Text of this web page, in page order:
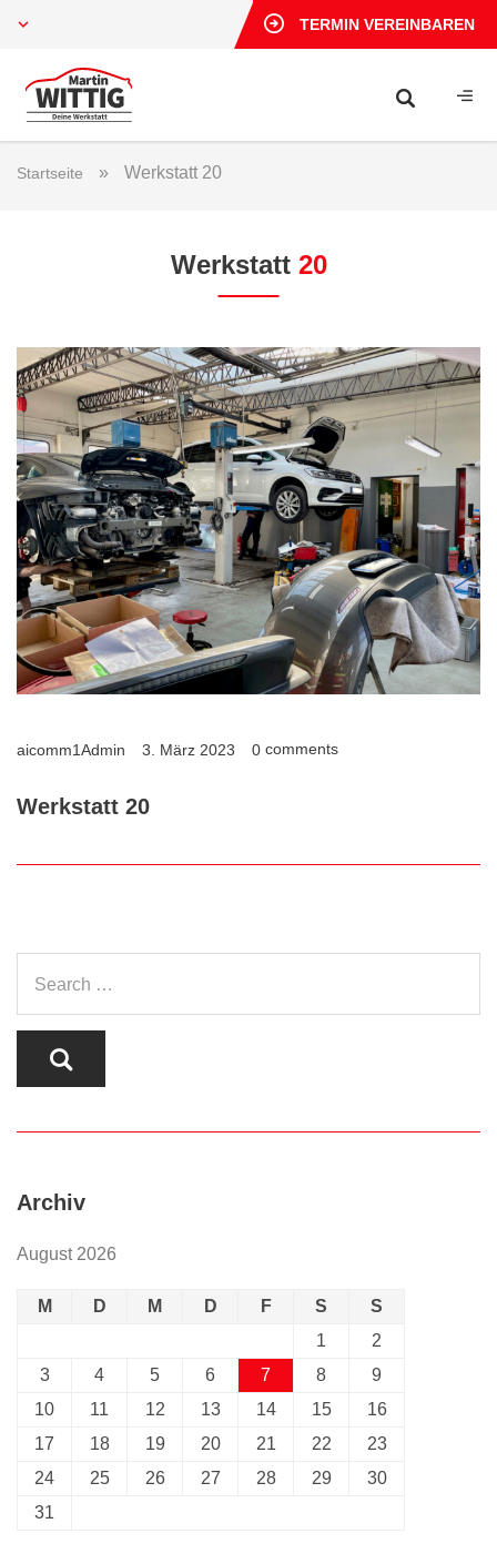
TERMIN VEREINBAREN
Startseite » Werkstatt 20
Werkstatt 20
aicomm1Admin 3. März 2023 0 comments
Werkstatt 20
Archiv
August 2026
M D M D F S
S
1
2
3
4 5 6 7 8
9
10
11 12 13 14 15
16
17
18 19 20 21 22
23
24
25 26 27 28 29
30
31